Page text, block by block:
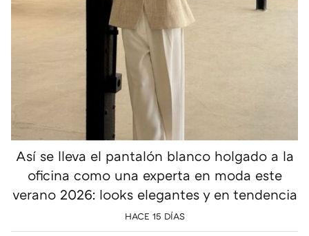
Así se lleva el pantalón blanco holgado a la
oficina como una experta en moda este
verano 2026: looks elegantes y en tendencia
HACE 15 DÍAS